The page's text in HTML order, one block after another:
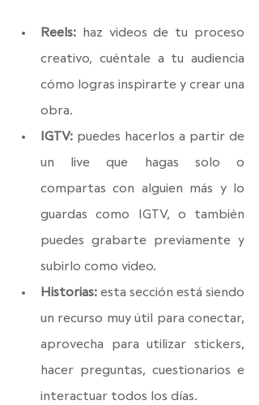
Reels: haz videos de tu proceso
creativo, cuéntale a tu audiencia
cómo logras inspirarte y crear una
obra.
IGTV: puedes hacerlos a partir de
un live que hagas solo o
compartas con alguien más y lo
guardas como IGTV, o también
puedes grabarte previamente y
subirlo como video.
Historias: esta sección está siendo
un recurso muy útil para conectar,
aprovecha para utilizar stickers,
hacer preguntas, cuestionarios e
interactuar todos los días.